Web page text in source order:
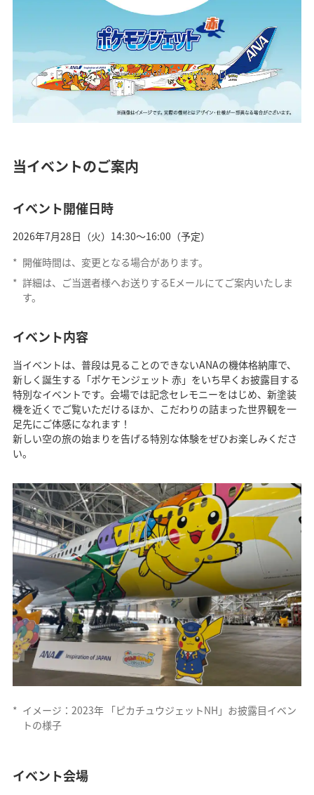
当イベントのご案内
イベント開催日時
2026年7月28日（火）14:30～16:00（予定）
* 開催時間は、変更となる場合があります。
* 詳細は、ご当選者様へお送りするEメールにてご案内いたしま
す。
イベント内容
当イベントは、普段は見ることのできないANAの機体格納庫で、
新しく誕生する「ポケモンジェット 赤」をいち早くお披露目する
特別なイベントです。会場では記念セレモニーをはじめ、新塗装
機を近くでご覧いただけるほか、こだわりの詰まった世界観を一
足先にご体感になれます！
新しい空の旅の始まりを告げる特別な体験をぜひお楽しみくださ
い。
* イメージ：2023年 「ピカチュウジェットNH」お披露目イベン
トの様子
イベント会場